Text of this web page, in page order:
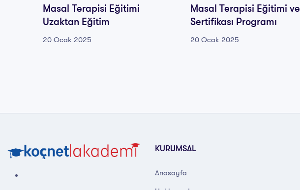
Masal Terapisi Eğitimi
Uzaktan Eğitim
20 Ocak 2025
Masal Terapisi Eğitimi ve
Sertifikası Programı
20 Ocak 2025
KURUMSAL
Anasayfa